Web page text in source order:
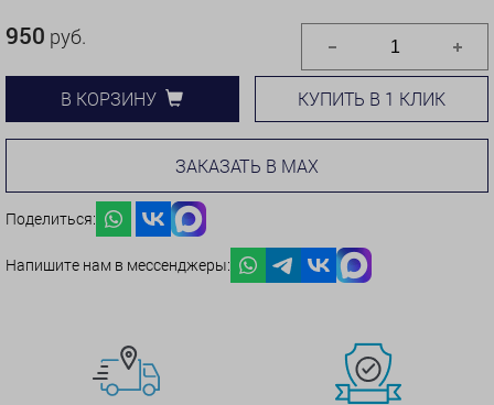
950 руб.
В КОРЗИНУ КУПИТЬ В 1 КЛИК
ЗАКАЗАТЬ В MAX
Поделиться:
Напишите нам в мессенджеры: